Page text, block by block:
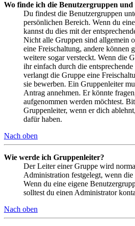
Wo finde ich die Benutzergruppen und
Du findest die Benutzergruppen
persönlichen Bereich. Wenn du
kannst du dies mit der
Nicht alle Gruppen sind allgemein
eine Freischaltung, andere können
weitere sogar versteckt. Wenn die
ihr einfach durch die
verlangt die Gruppe eine
sie bewerben. Ein Gruppenleiter
Antrag annehmen. Er könnte
aufgenommen werden möchtest.
Gruppenleiter, wenn er dich
dafür haben.
Nach oben
Wie werde ich Gruppenleiter?
Der Leiter einer Gruppe wird
Administration festgelegt, wenn
Wenn du eine eigene
solltest du einen Administrator
Nach oben